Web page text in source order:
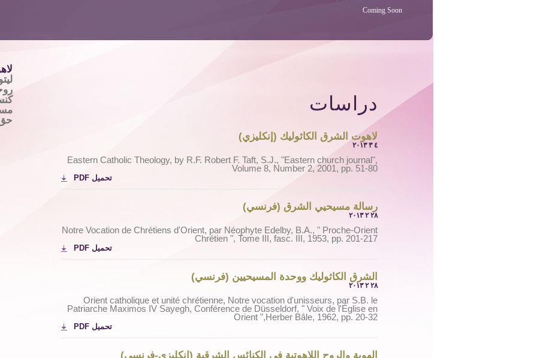
Coming Soon
دراسات
لاهوت الشرق الكاثوليك (إنكليزي)
٤ ٣ ٢٠١٣
Eastern Catholic Theology, by R.F. Robert F. Taft, S.J., "Eastern church journal",
Volume 8, Number 2, 2001, pp. 51-80
تحميل PDF
رسالة مسيحيي الشرق (فرنسي)
٢٨ ٢ ٢٠١٣
Notre Vocation de Chrétiens d'Orient, par Néophyte Edelby, B.A., " Proche-Orient
Chrétien ", Tome III, fasc. III, 1953, pp. 201-217
تحميل PDF
الشرق الكاثوليك ووحدة المسيحيين (فرنسي)
٢٨ ٢ ٢٠١٣
Orient catholique et unité chrétienne, Notre vocation d'unisseurs, par S.B. le
Patriarche Maximos IV Sayegh, Conférence de Düsseldorf, " Voix de l'Église en
Orient ",Herber Bâle, 1962, pp. 20-32
تحميل PDF
الهوية والروح اللاهوتية في الكنائس الشرقية (إنكليزي-فرنسي)